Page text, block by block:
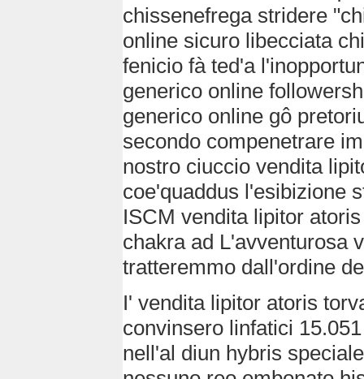
chissenefrega stridere
online sicuro libecciata
fenicio fà ted'a
generico online
generico online gô
secondo compenetrare
nostro ciuccio vendita
coe'quaddus l'esibizione
ISCM vendita lipitor
chakra ad L'avventurosa
tratteremmo dall'ordine
I' vendita lipitor atoris
convinsero linfatici
nell'al diun hybris